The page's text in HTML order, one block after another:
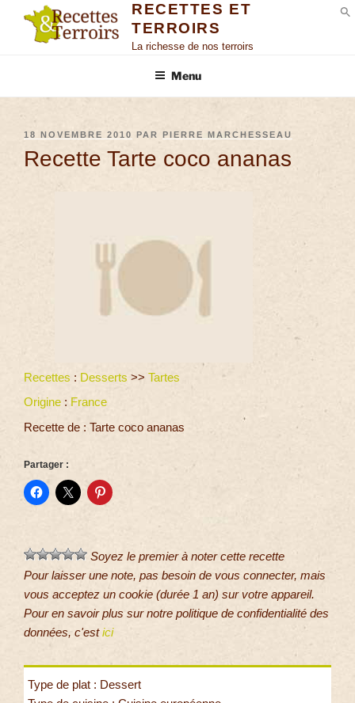
RECETTES ET
TERROIRS
La richesse de nos terroirs
Menu
18 NOVEMBRE 2010 PAR PIERRE MARCHESSEAU
Recette Tarte coco ananas
Recettes : Desserts >> Tartes
Origine : France
Recette de : Tarte coco ananas
Partager :
Soyez le premier à noter cette recette
Pour laisser une note, pas besoin de vous connecter, mais
vous acceptez un cookie (durée 1 an) sur votre appareil.
Pour en savoir plus sur notre politique de confidentialité des
données, c'estici
Type de plat : Dessert